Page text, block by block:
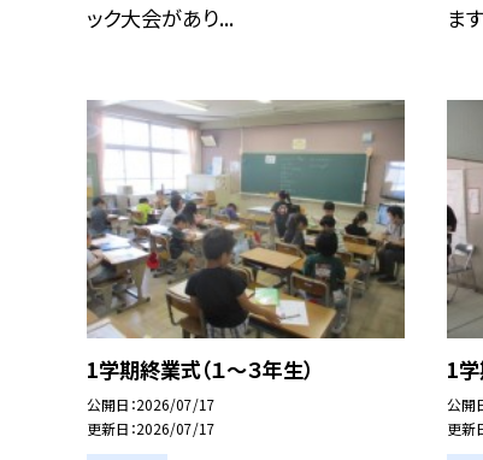
ック大会があり...
ま
1学期終業式（１～３年生）
公開日 2026/07/17
更新日 2026/07/17
1
公開
更新